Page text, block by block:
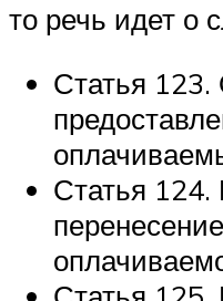
то речь идет о
Статья 123.
Статья